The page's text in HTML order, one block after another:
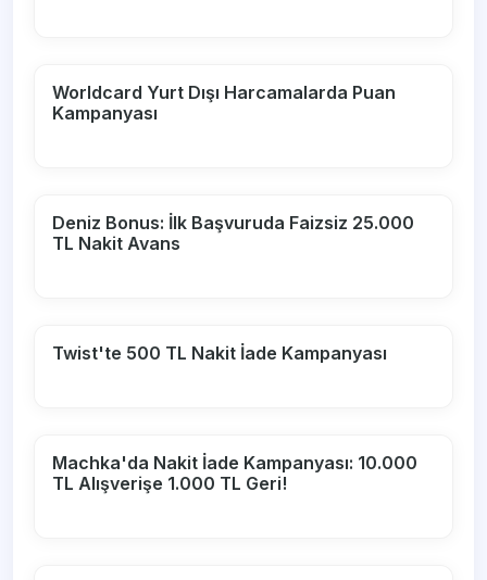
Worldcard Yurt Dışı Harcamalarda Puan
Kampanyası
Deniz Bonus: İlk Başvuruda Faizsiz 25.000
TL Nakit Avans
Twist'te 500 TL Nakit İade Kampanyası
Machka'da Nakit İade Kampanyası: 10.000
TL Alışverişe 1.000 TL Geri!